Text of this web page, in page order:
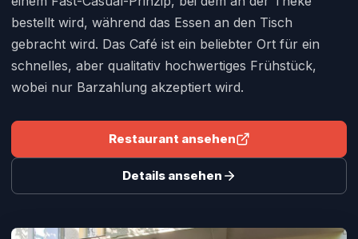
bestellt wird, während das Essen an den Tisch
gebracht wird. Das Café ist ein beliebter Ort für ein
schnelles, aber qualitativ hochwertiges Frühstück,
wobei nur Barzahlung akzeptiert wird.
Restaurant ansehen
Details ansehen